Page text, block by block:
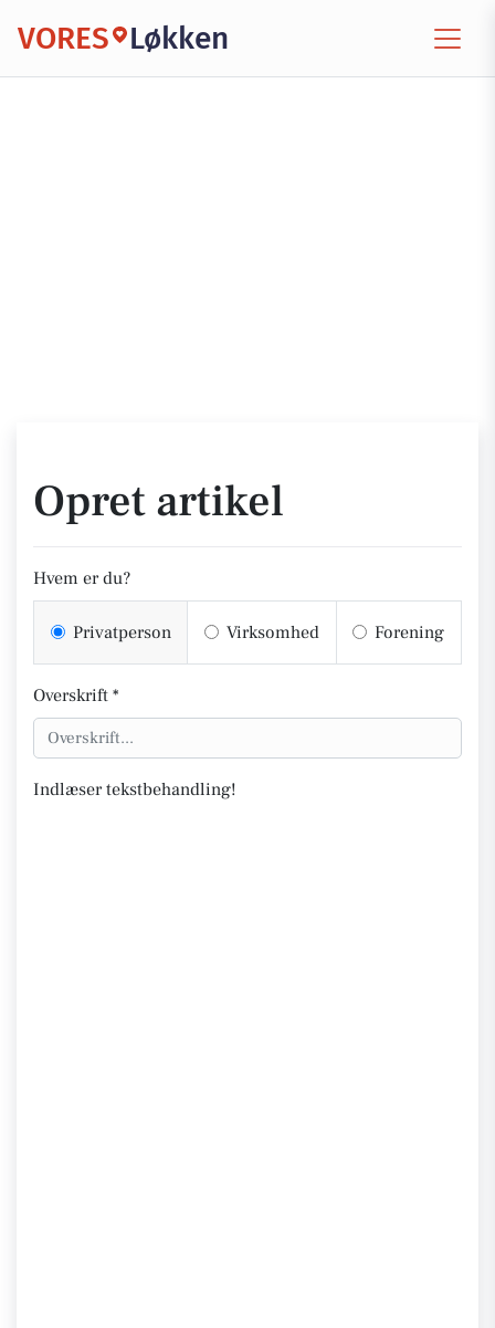
VORES Løkken
Opret artikel
Hvem er du?
Privatperson Virksomhed Forening
Overskrift *
Indlæser tekstbehandling!